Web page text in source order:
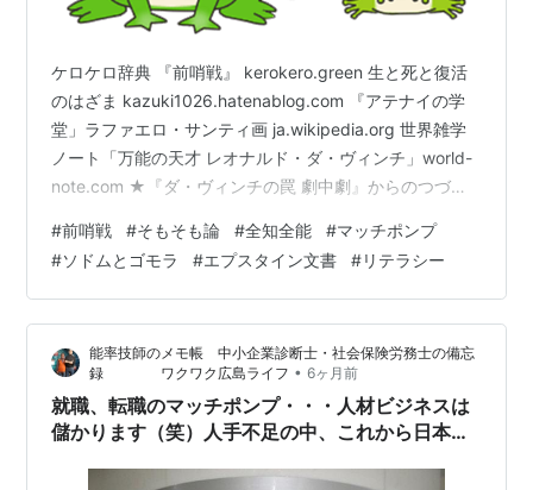
ケロケロ辞典 『前哨戦』 kerokero.green 生と死と復活
のはざま kazuki1026.hatenablog.com 『アテナイの学
堂」ラファエロ・サンティ画 ja.wikipedia.org 世界雑学
ノート「万能の天才 レオナルド・ダ・ヴィンチ」world-
note.com ★『ダ・ヴィンチの罠 劇中劇』からのつづき
も論」から話を始めたいと思いますが ・・・ そもそも
「全知全能」であるはずの「神」が何故に「悪魔」をつ
くり、「悪」の存在を許容し認めていたのかという素朴
な疑問が小生を悩ませます。 わざわざ…
#前哨戦 #そもそも論 #全知全能 #マッチポンプ
#ソドムとゴモラ #エプスタイン文書 #リテラシー
能率技師のメモ帳 中小企業診断士・社会保険労務士の備忘
録 ワクワク広島ライフ • 6ヶ月前
就職、転職のマッチポンプ・・・人材ビジネスは
儲かります（笑）人手不足の中、これから日本の